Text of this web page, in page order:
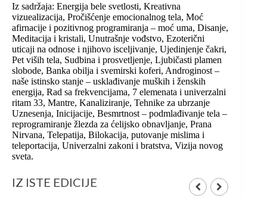
Iz sadržaja: Energija bele svetlosti, Kreativna
vizuealizacija, Pročišćenje emocionalnog tela, Moć
afirnacije i pozitivnog programiranja – moć uma, Disanje,
Meditacija i kristali, Unutrašnje vođstvo, Ezoterični
uticaji na odnose i njihovo isceljivanje, Ujedinjenje čakri,
Pet viših tela, Sudbina i prosvetljenje, Ljubičasti plamen
slobode, Banka obilja i svemirski koferi, Androginost –
naše istinsko stanje – usklađivanje muških i ženskih
energija, Rad sa frekvencijama, 7 elemenata i univerzalni
ritam 33, Mantre, Kanaliziranje, Tehnike za ubrzanje
Uznesenja, Inicijacije, Besmrtnost – podmlađivanje tela –
reprogramiranje žlezda za ćelijsko obnavljanje, Prana
Nirvana, Telepatija, Bilokacija, putovanje mislima i
teleportacija, Univerzalni zakoni i bratstva, Vizija novog
sveta.
IZ ISTE EDICIJE